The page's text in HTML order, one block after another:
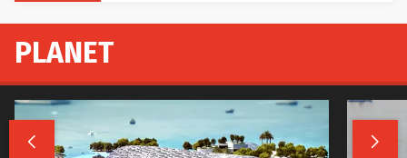
PLANET
 